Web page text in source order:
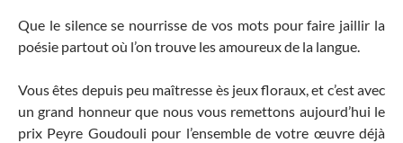
Que le silence se nourrisse de vos mots pour faire jaillir la
poésie partout où l’on trouve les amoureux de la langue.
Vous êtes depuis peu maîtresse ès jeux floraux, et c’est avec
un grand honneur que nous vous remettons aujourd’hui le
prix Peyre Goudouli pour l’ensemble de votre œuvre déjà